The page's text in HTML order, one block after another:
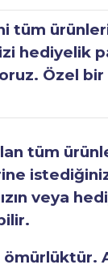
tüm
hediyelik
Özel
tüm
veya